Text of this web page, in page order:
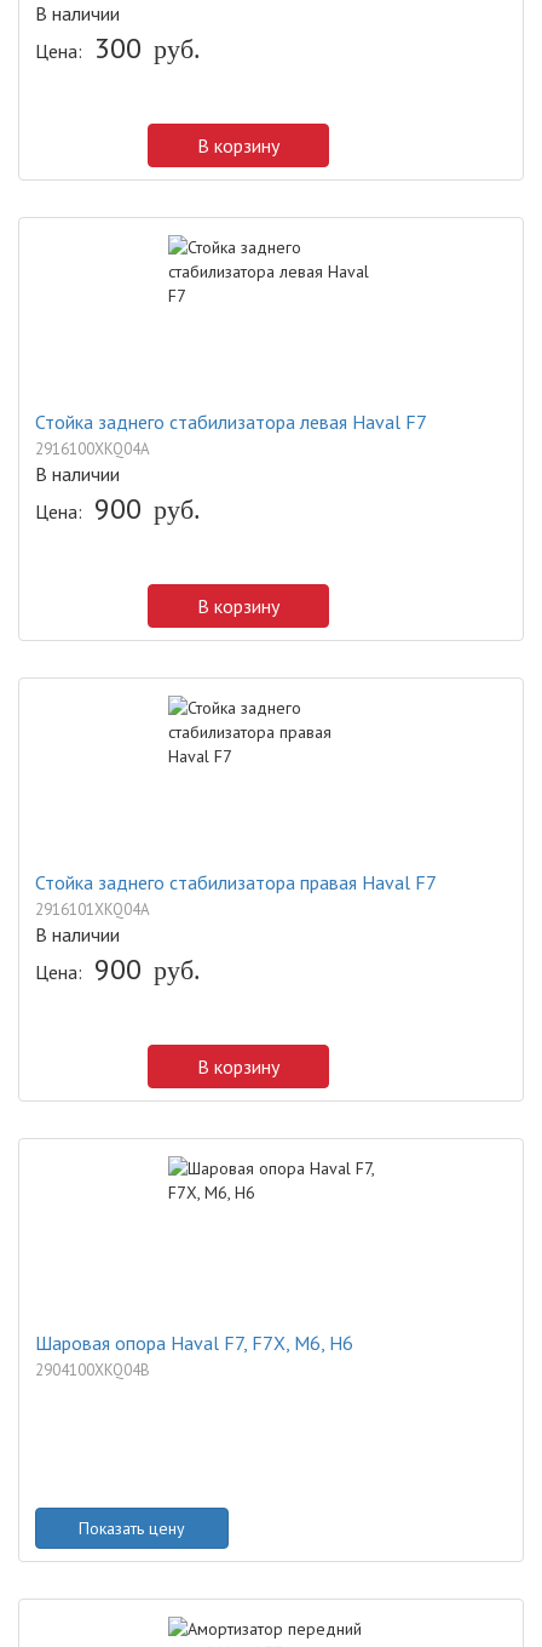
В наличии
Цена:
300 руб.
В корзину
Стойка заднего стабилизатора левая Haval F7
2916100XKQ04A
В наличии
Цена: 900 руб.
В корзину
Стойка заднего стабилизатора правая Haval F7
2916101XKQ04A
В наличии
Цена: 900 руб.
В корзину
Шаровая опора Haval F7, F7X, M6, H6
2904100XKQ04B
Показать цену